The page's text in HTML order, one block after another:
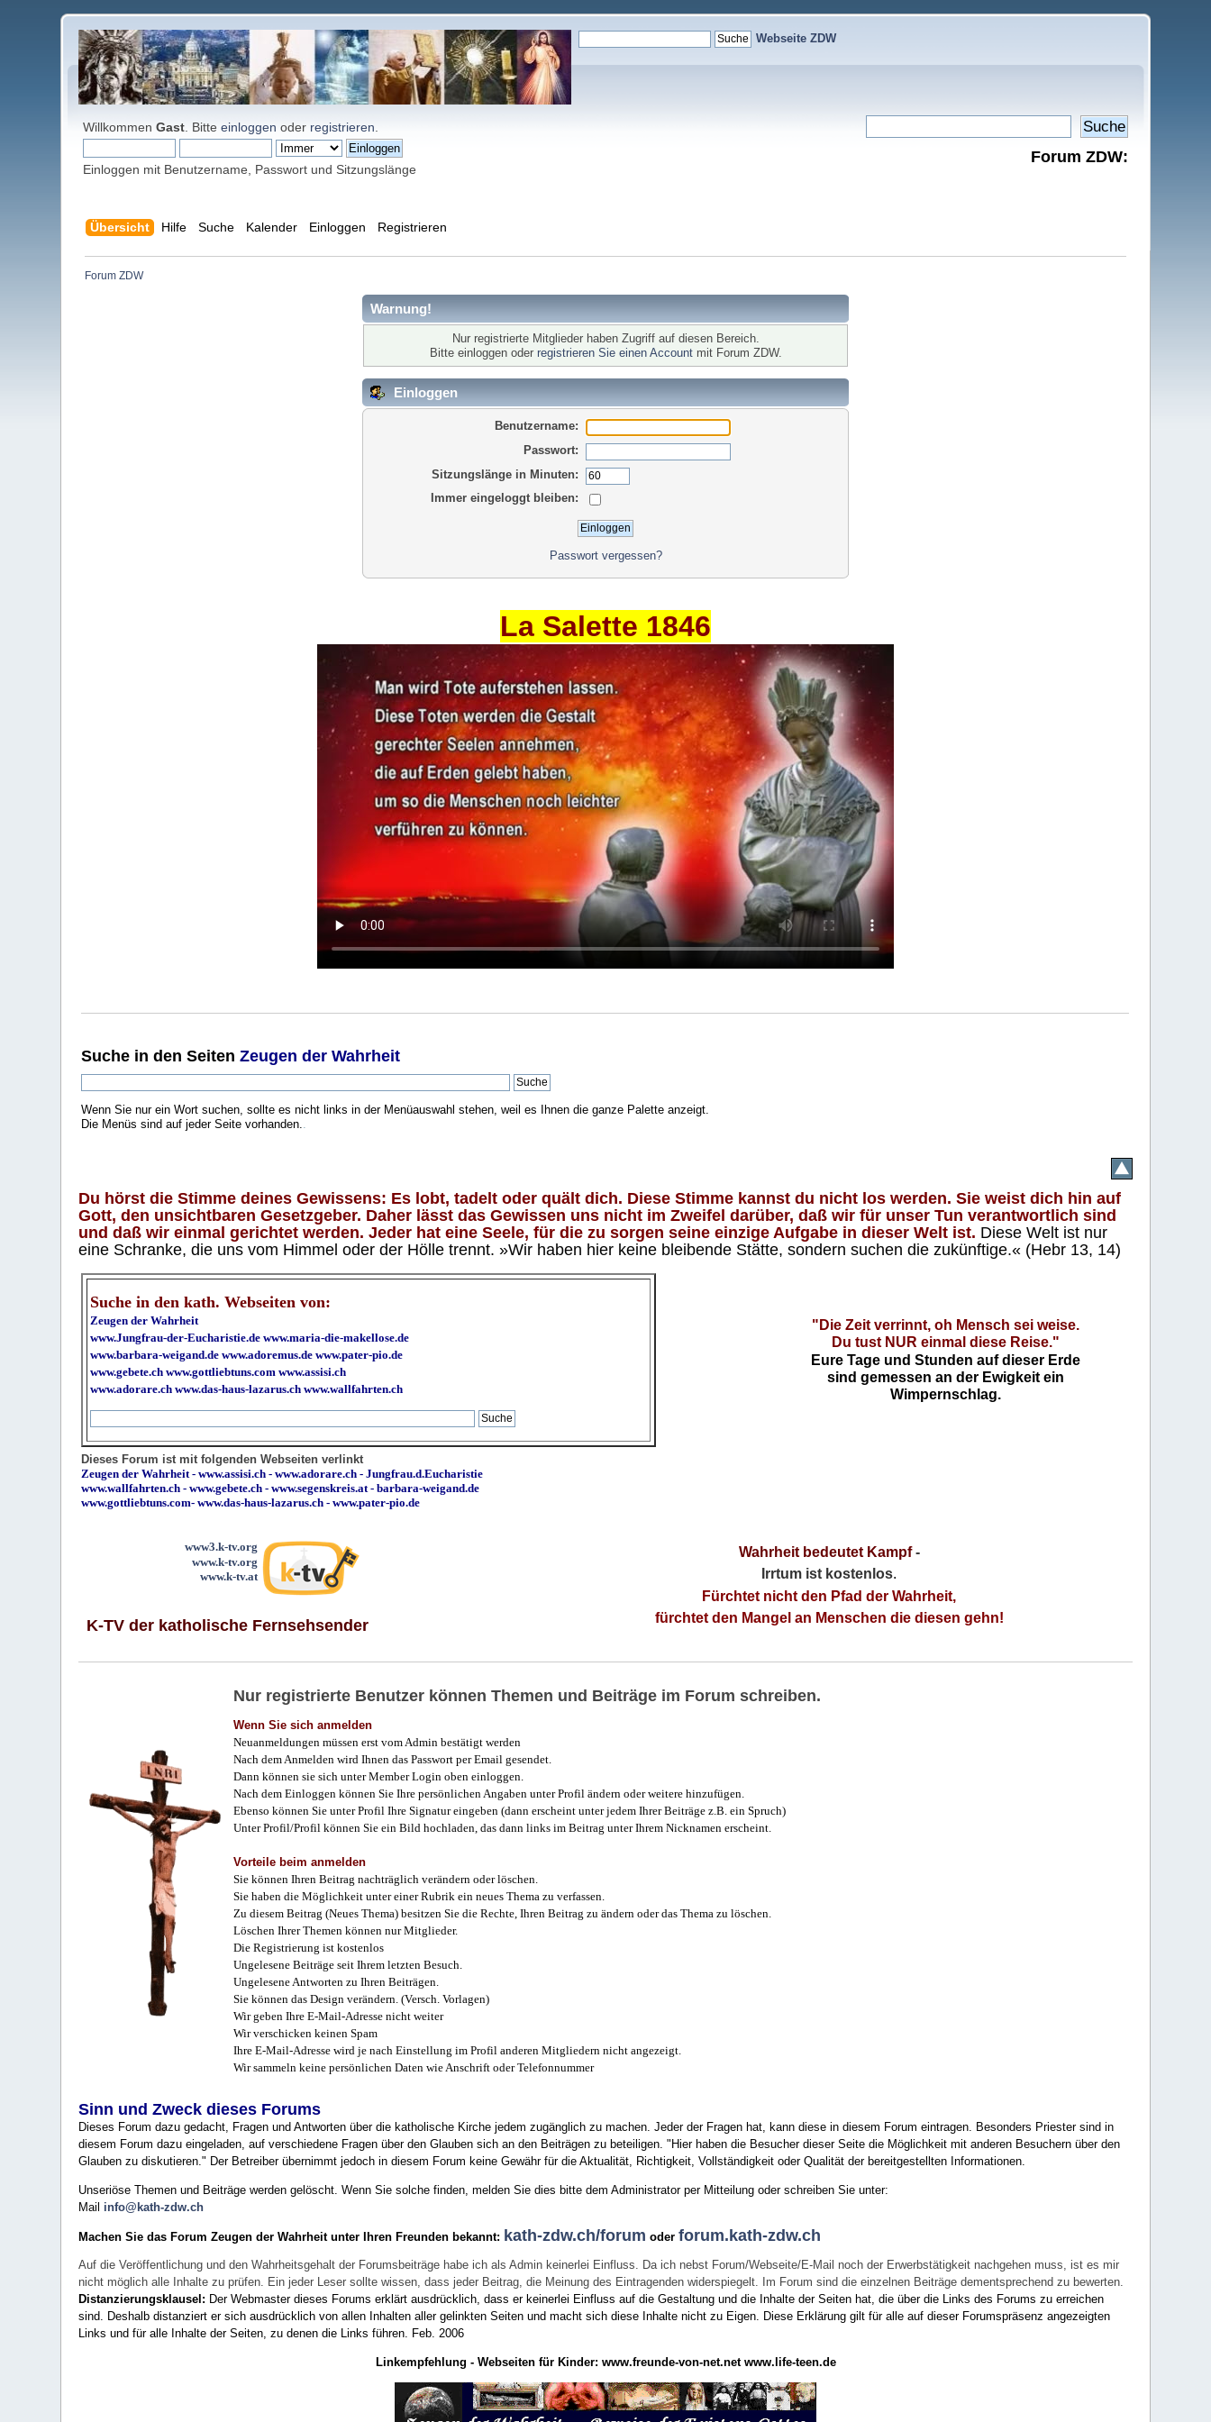
Webseite ZDW
WillkommenGast . Bitteeinloggen oder registrieren
Einloggen mit Benutzername, Passwort und Sitzungslänge
Forum ZDW:
Übersicht Hilfe Suche Kalender Einloggen Registrieren
Forum ZDW
Warnung!
Nur registrierte Mitglieder haben Zugriff auf diesen Bereich.
Bitte einloggen oder registrieren Sie einen Accountmit Forum ZDW.
Einloggen
Benutzername:
Passwort:
Sitzungslänge in Minuten:
Immer eingeloggt bleiben:
Passwort vergessen?
La Salette 1846
Suche in den SeitenZeugen der Wahrheit
Wenn Sie nur ein Wort suchen, sollte es nicht links in der Menüauswahl stehen, weil es Ihnen die ganze Palette anzeigt.
Die Menüs sind auf jeder Seite vorhanden..
Du hörst die Stimme deines Gewissens: Es lobt, tadelt oder quält dich. Diese Stimme kannst du nicht los werden. Sie weist dich hin auf
Gott, den unsichtbaren Gesetzgeber. Daher lässt das Gewissen uns nicht im Zweifel darüber, daß wir für unser Tun verantwortlich sind
und daß wir einmal gerichtet werden. Jeder hat eine Seele, für die zu sorgen seine einzige Aufgabe in dieser Welt ist. Diese Welt ist nur
eine Schranke, die uns vom Himmel oder der Hölle trennt. »Wir haben hier keine bleibende Stätte, sondern suchen die zukünftige.« (Hebr 13, 14)
Suche in den kath. Webseiten von:
Zeugen der Wahrheit
www.Jungfrau-der-Eucharistie.de www.maria-die-makellose.de
www.barbara-weigand.de www.adoremus.de www.pater-pio.de
www.gebete.ch www.gottliebtuns.com www.assisi.ch
www.adorare.ch www.das-haus-lazarus.ch www.wallfahrten.ch
"Die Zeit verrinnt, oh Mensch sei weise.
Du tust NUR einmal diese Reise."
Eure Tage und Stunden auf dieser Erde
sind gemessen an der Ewigkeit ein
Wimpernschlag.
Dieses Forum ist mit folgenden Webseiten verlinkt
Zeugen der Wahrheit-www.assisi.ch -www.adorare.ch -Jungfrau.d.Eucharistie
www.wallfahrten.ch -www.gebete.ch -www.segenskreis.at-barbara-weigand.de
www.gottliebtuns.com-www.das-haus-lazarus.ch - www.pater-pio.de
www3.k-tv.org
www.k-tv.org
www.k-tv.at
K-TV der katholische Fernsehsender
Wahrheit bedeutet Kampf-
Irrtum ist kostenlos.
Fürchtet nicht den Pfad der Wahrheit,
fürchtet den Mangel an Menschen die diesen gehn!
Nur registrierte Benutzer können Themen und Beiträge im Forum schreiben.
Wenn Sie sich anmelden
Neuanmeldungen müssen erst vom Admin bestätigt werden
Nach dem Anmelden wird Ihnen das Passwort per Email gesendet.
Dann können sie sich unter Member Login oben einloggen.
Nach dem Einloggen können Sie Ihre persönlichen Angaben unter Profil ändern oder weitere hinzufügen.
Ebenso können Sie unter Profil Ihre Signatur eingeben (dann erscheint unter jedem Ihrer Beiträge z.B. ein Spruch)
Unter Profil/Profil können Sie ein Bild hochladen, das dann links im Beitrag unter Ihrem Nicknamen erscheint.
Vorteile beim anmelden
Sie können Ihren Beitrag nachträglich verändern oder löschen.
Sie haben die Möglichkeit unter einer Rubrik ein neues Thema zu verfassen.
Zu diesem Beitrag (Neues Thema) besitzen Sie die Rechte, Ihren Beitrag zu ändern oder das Thema zu löschen.
Löschen Ihrer Themen können nur Mitglieder.
Die Registrierung ist kostenlos
Ungelesene Beiträge seit Ihrem letzten Besuch.
Ungelesene Antworten zu Ihren Beiträgen.
Sie können das Design verändern. (Versch. Vorlagen)
Wir geben Ihre E-Mail-Adresse nicht weiter
Wir verschicken keinen Spam
Ihre E-Mail-Adresse wird je nach Einstellung im Profil anderen Mitgliedern nicht angezeigt.
Wir sammeln keine persönlichen Daten wie Anschrift oder Telefonnummer
Sinn und Zweck dieses Forums
Dieses Forum dazu gedacht, Fragen und Antworten über die katholische Kirche jedem zugänglich zu machen. Jeder der Fragen hat, kann diese in diesem Forum eintragen. Besonders Priester sind in
diesem Forum dazu eingeladen, auf verschiedene Fragen über den Glauben sich an den Beiträgen zu beteiligen. "Hier haben die Besucher dieser Seite die Möglichkeit mit anderen Besuchern über den
Glauben zu diskutieren." Der Betreiber übernimmt jedoch in diesem Forum keine Gewähr für die Aktualität, Richtigkeit, Vollständigkeit oder Qualität der bereitgestellten Informationen.
Unseriöse Themen und Beiträge werden gelöscht. Wenn Sie solche finden, melden Sie dies bitte dem Administrator per Mitteilung oder schreiben Sie unter:
Mail info@kath-zdw.ch
Machen Sie das Forum Zeugen der Wahrheit unter Ihren Freunden bekannt: kath-zdw.ch/forum oderforum.kath-zdw.ch
Auf die Veröffentlichung und den Wahrheitsgehalt der Forumsbeiträge habe ich als Admin keinerlei Einfluss. Da ich nebst Forum/Webseite/E-Mail noch der Erwerbstätigkeit nachgehen muss, ist es mir
nicht möglich alle Inhalte zu prüfen. Ein jeder Leser sollte wissen, dass jeder Beitrag, die Meinung des Eintragenden widerspiegelt. Im Forum sind die einzelnen Beiträge dementsprechend zu bewerten.
Distanzierungsklausel: Der Webmaster dieses Forums erklärt ausdrücklich, dass er keinerlei Einfluss auf die Gestaltung und die Inhalte der Seiten hat, die über die Links des Forums zu erreichen
sind. Deshalb distanziert er sich ausdrücklich von allen Inhalten aller gelinkten Seiten und macht sich diese Inhalte nicht zu Eigen. Diese Erklärung gilt für alle auf dieser Forumspräsenz angezeigten
Links und für alle Inhalte der Seiten, zu denen die Links führen. Feb. 2006
Linkempfehlung - Webseiten für Kinder: www.freunde-von-net.net www.life-teen.de